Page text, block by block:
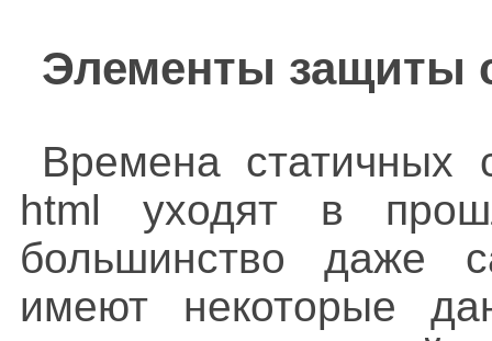
Элементы защиты
Времена статичных
html уходят в
большинство даже
имеют некоторые